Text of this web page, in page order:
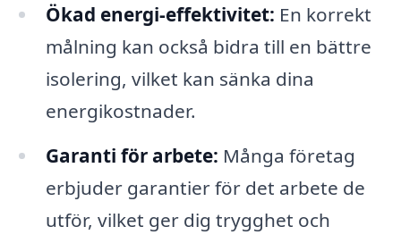
Ökad energi-effektivitet: En korrekt
målning kan också bidra till en bättre
isolering, vilket kan sänka dina
energikostnader.
Garanti för arbete: Många företag
erbjuder garantier för det arbete de
utför, vilket ger dig trygghet och